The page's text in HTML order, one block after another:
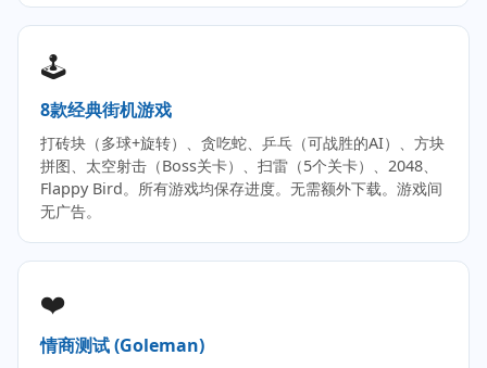
🕹️
8款经典街机游戏
打砖块（多球+旋转）、贪吃蛇、乒乓（可战胜的AI）、方块
拼图、太空射击（Boss关卡）、扫雷（5个关卡）、2048、
Flappy Bird。所有游戏均保存进度。无需额外下载。游戏间
无广告。
❤️
情商测试 (Goleman)